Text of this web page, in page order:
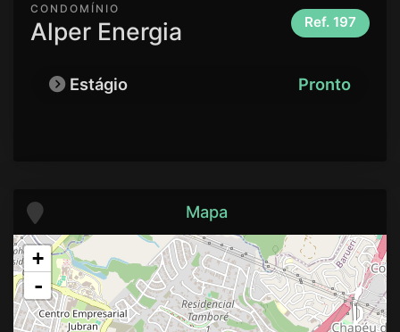
CONDOMÍNIO
Alper Energia Ref. 197
Estágio Pronto
Mapa
+
-